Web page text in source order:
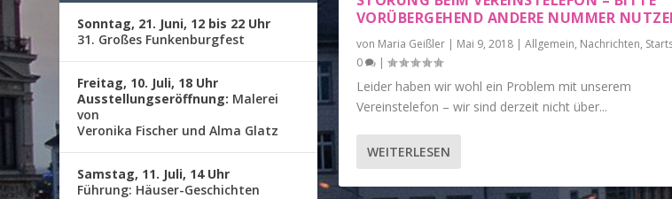
VORÜBERGEHEND ANDERE NUMMER
von Maria Geißler| Mai 9, 2018| Allgemein, Nachrichten,
0
|
Leider haben wir wohl ein Problem mit unserem
Vereinstelefon – wir sind derzeit nicht über...
WEITERLESEN
Sonntag, 21. Juni, 12 bis 22 Uhr
31. Großes Funkenburgfest
Freitag, 10. Juli, 18 Uhr
Ausstellungseröffnung: Malerei
von
Veronika Fischer und Alma Glatz
Samstag, 11. Juli, 14 Uhr
Führung: Häuser-Geschichten